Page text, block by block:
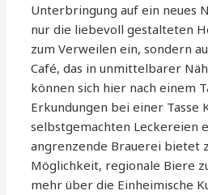
Unterbringung auf ein neues
nur die liebevoll gestalteten
zum Verweilen ein, sondern
Café, das in unmittelbarer
können sich hier nach einem
Erkundungen bei einer Tasse
selbstgemachten Leckereien
angrenzende Brauerei bietet
Möglichkeit, regionale Biere
mehr über die Einheimische